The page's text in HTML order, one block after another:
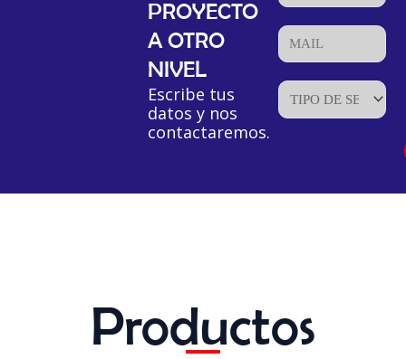
PROYECTO
A OTRO
NIVEL
Escribe tus
datos y nos
contactaremos.
Productos